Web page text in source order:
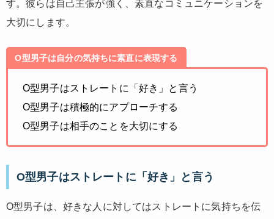
す。彼らは自己主張が強く、素直なコミュニケーションを
大切にします。
O型男子は自分の気持ちに素直に表現する
O型男子はストレートに「好き」と言う
O型男子は積極的にアプローチする
O型男子は相手のことを大切にする
O型男子はストレートに「好き」と言う
O型男子は、好きな人に対してはストレートに気持ちを伝